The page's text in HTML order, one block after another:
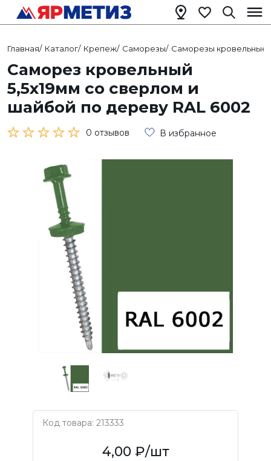
Главная/ Каталог/ Крепеж/ Саморезы/ Саморезы кровельные
Саморез кровельный
5,5х19мм со сверлом и
шайбой по дереву RAL 6002
0 отзывов В избранное
Код товара: 213333
4,00 ₽/шт